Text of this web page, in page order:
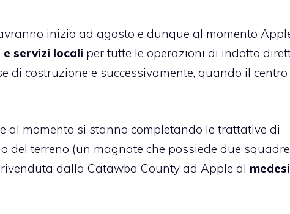
inizio ad agosto e dunque al momento
servizi locali per tutte le operazioni di indotto
di costruzione e successivamente, quando il
al momento si stanno completando le trattative di
del terreno (un magnate che possiede due
dalla Catawba County ad Apple al